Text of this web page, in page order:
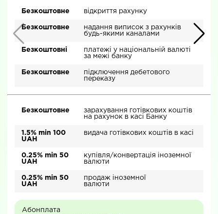
Безкоштовне відкриття рахунку
Безкоштовне
надання виписок з рахунків
будь-якими каналами
Безкоштовні
платежі у національній валюті
за межі банку
Безкоштовне
підключення дебетового
переказу
Безкоштовне
зарахування готівкових коштів
на рахунок в касі Банку
1.5% min 100
UAH
видача готівкових коштів в касі
0.25% min 50
UAH
купівля/конвертація іноземної
валюти
0.25% min 50
UAH
продаж іноземної
валюти
Абонплата